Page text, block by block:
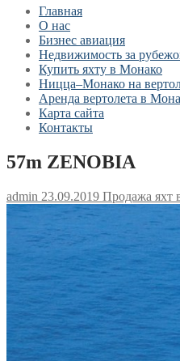
Главная
О нас
Бизнес авиация
Недвижимость за
Купить яхту в Монако
Ницца–Монако на
Аренда вертолета в
Карта сайта
Контакты
57m ZENOBIA
admin 23.09.2019 Продажа яхт